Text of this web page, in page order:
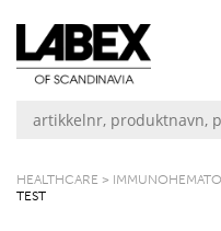
HEALTHCARE >
TEST